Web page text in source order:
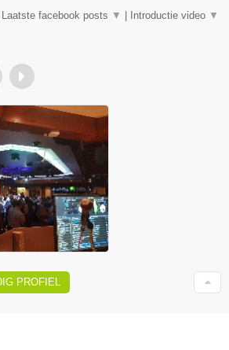
Laatste facebook posts ▼ Introductie video ▼
PROFIEL